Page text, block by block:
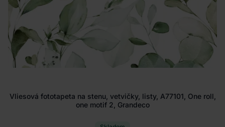
Vliesová fototapeta na stenu, vetvičky, listy, A77101, One roll,
one motif 2, Grandeco